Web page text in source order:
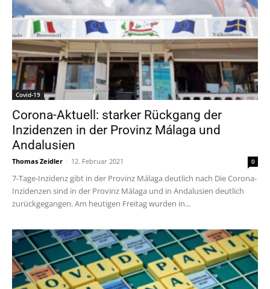
Covid-19
Corona-Aktuell: starker Rückgang der
Inzidenzen in der Provinz Málaga und
Andalusien
Thomas Zeidler - 12. Februar 2021 0
7-Tage-Inzidenz gibt in der Provinz Málaga deutlich nach Die Corona-
Inzidenzen sind in der Provinz Málaga und in Andalusien deutlich
zurückgegangen. Am heutigen Freitag wurden in...